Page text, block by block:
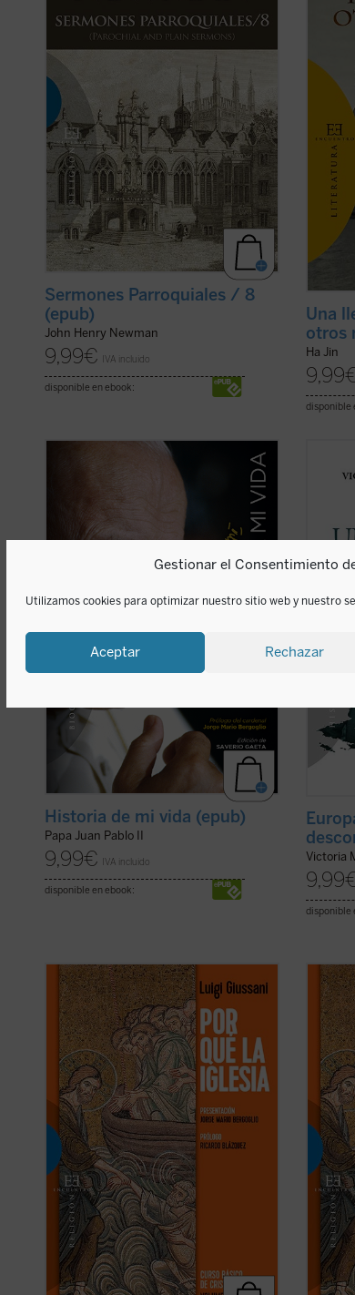
Gestionar el Consentimiento
Utilizamos cookies para optimizar nuestro sitio web y nuestro
Aceptar Rechazar
al catolicismo, sino que fueron incluidos
en la ... (ver ficha)
Sermones Parroquiales / 8
(epub)
John Henry Newman
9,99€ IVA incluido
disponible en ebook:
Una
otros
Ha Jin
9,99
disponible
Una verdadera «autobiografía» del papa
Wojtyla formada a partir de las
confidencias personales que él mismo
fue revelando en cerca de 15.000 textos
y discursos dirigidos a personas de todo
(ver ficha)
Historia de mi vida (epub)
Papa Juan Pablo II
9,99€ IVA incluido
disponible en ebook:
este
Victoria
9,99
disponible
«Viviendo la experiencia de la comunidad
cristiana el hombre de hoy puede
verificar que esta realidad no es
solamente humana, sino que esta vida
corresponde a las exigencias más
radicales del corazón, que permite
encarar las circunstancias y los ...(ver
ficha)
ficha)